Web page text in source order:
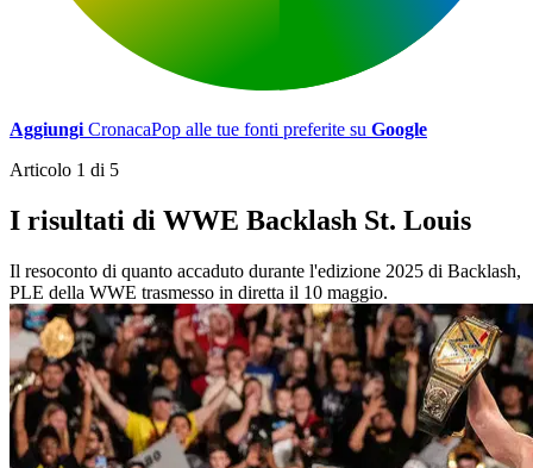
Aggiungi CronacaPop alle tue fonti preferite su Google
Articolo 1 di 5
I risultati di WWE Backlash St. Louis
Il resoconto di quanto accaduto durante l'edizione 2025 di Backlash,
PLE della WWE trasmesso in diretta il 10 maggio.